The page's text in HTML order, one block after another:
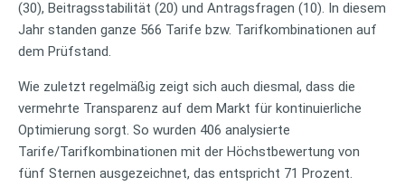
(30), Beitragsstabilität (20) und Antragsfragen (10). In diesem
Jahr standen ganze 566 Tarife bzw. Tarifkombinationen auf
dem Prüfstand.
Wie zuletzt regelmäßig zeigt sich auch diesmal, dass die
vermehrte Transparenz auf dem Markt für kontinuierliche
Optimierung sorgt. So wurden 406 analysierte
Tarife/Tarifkombinationen mit der Höchstbewertung von
fünf Sternen ausgezeichnet, das entspricht 71 Prozent.